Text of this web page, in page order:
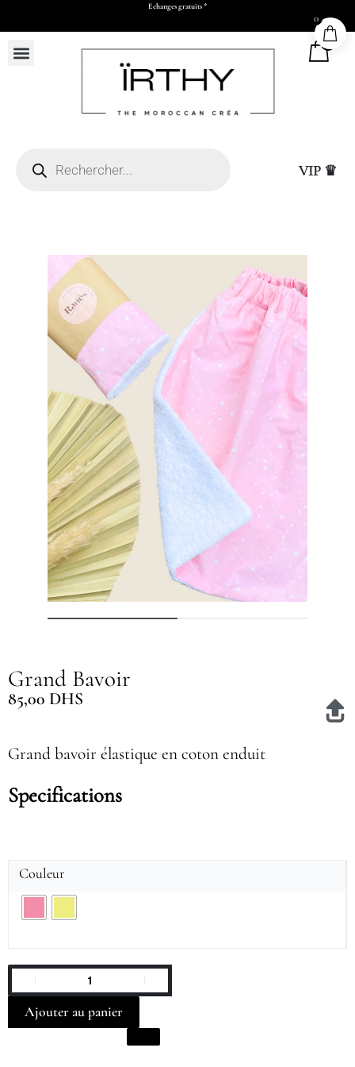
Echanges gratuits *
0
VIP ♛
Grand Bavoir
85,00 DHS
Grand bavoir élastique en coton enduit
Specifications
Couleur
Ajouter au panier
0
+ ADD
25,00DHS